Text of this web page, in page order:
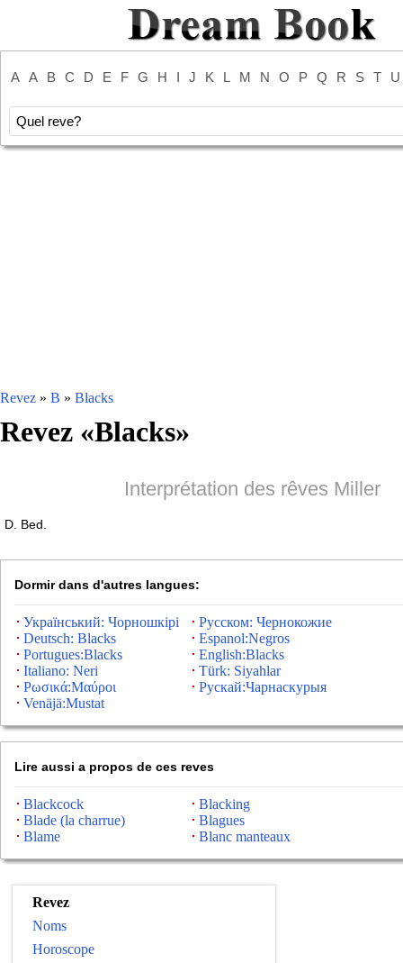
A A B C D E F G H I J K L M N O P Q R S T U
Revez » B » Blacks
Revez «Blacks»
Interprétation des rêves Miller
D. Bed.
Dormir dans d'autres langues:
Український: Чорношкірі
Русском: Чернокожие
Deutsch: Blacks
Espanol:Negros
Portugues:Blacks
English:Blacks
Italiano: Neri
Türk: Siyahlar
Ρωσικά:Μαύροι
Рускай:Чарнаскурыя
Venäjä:Mustat
Lire aussi a propos de ces reves
Blackcock
Blacking
Blade (la charrue)
Blagues
Blame
Blanc manteaux
Revez
Noms
Horoscope